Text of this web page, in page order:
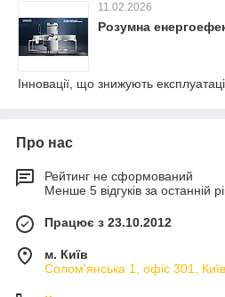
11.02.2026
Розумна
Інновації, що знижують
Про нас
Рейтинг не сформований
Менше 5 відгуків за останній
Працює з 23.10.2012
м. Київ
Солом'янська 1, офіс 301,